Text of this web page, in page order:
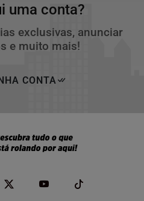
uma conta?
exclusivas, anunciar
e muito mais!
CONTA